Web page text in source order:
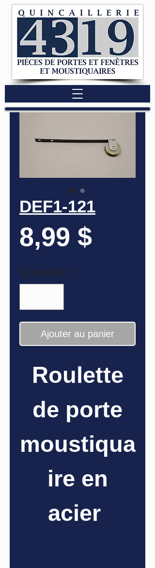
DEF1-121
8,99 $Prix
Quantité *
Ajouter au panier
Roulette
de porte
moustiqua
ire en
acier